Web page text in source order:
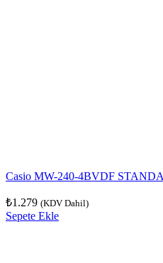
Casio MW-240-4BVDF
₺1.279 (KDV Dahil)
Sepete Ekle